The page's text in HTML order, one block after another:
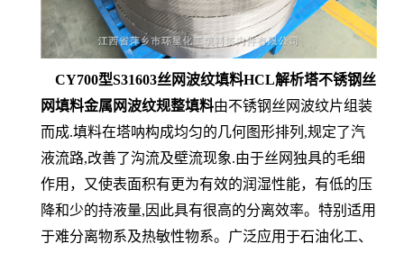
CY700型S31603丝网波纹填料HCL解析塔不锈钢丝
网填料金属网波纹规整填料由不锈钢丝网波纹片组装
而成.填料在塔呐构成均匀的几何图形排列,规定了汽
液流路,改善了沟流及壁流现象.由于丝网独具的毛细
作用，又使表面积有更为有效的润湿性能，有低的压
降和少的持液量,因此具有很高的分离效率。特别适用
于难分离物系及热敏性物系。广泛应用于石油化工、